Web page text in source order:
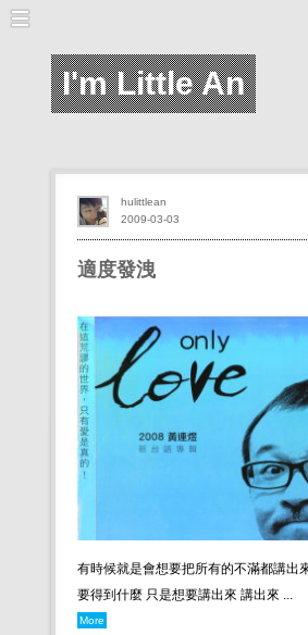
I'm Little An
適度發洩
有時候就是會想要把所有的不滿都講出
要得到什麼 只是想要講出來 講出來 ...
More
2009-03-03
hulittlean